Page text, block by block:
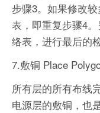
步骤3。如果修改
表，即重复步骤4
络表，进行最后的检
7.敷铜 Place
所有层的所有布线
电源层的敷铜，也